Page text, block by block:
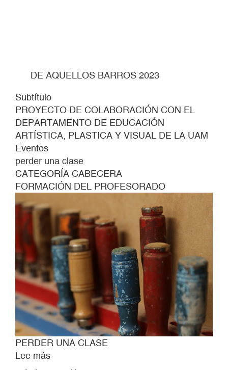
DE AQUELLOS BARROS 2023
Subtítulo
PROYECTO DE COLABORACIÓN CON EL
DEPARTAMENTO DE EDUCACIÓN
ARTÍSTICA, PLASTICA Y VISUAL DE LA UAM
Eventos
perder una clase
CATEGORÍA CABECERA
FORMACIÓN DEL PROFESORADO
PERDER UNA CLASE
Lee más